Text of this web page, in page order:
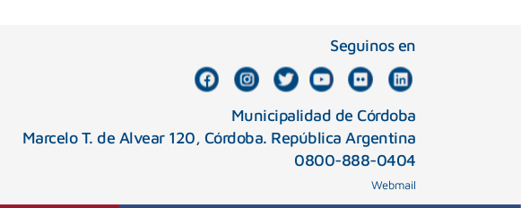
Seguinos en
Municipalidad de Córdoba
Marcelo T. de Alvear 120, Córdoba. República Argentina
0800-888-0404
Webmail